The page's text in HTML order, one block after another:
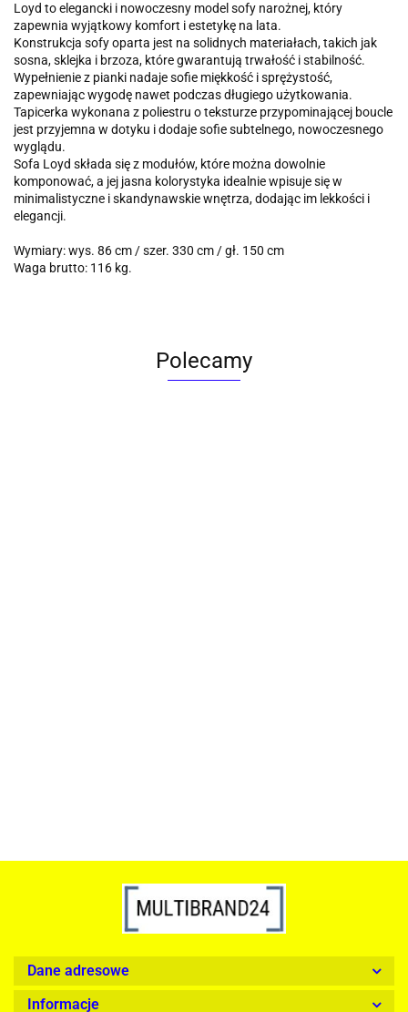
Loyd to elegancki i nowoczesny model sofy narożnej, który
zapewnia wyjątkowy komfort i estetykę na lata.
Konstrukcja sofy oparta jest na solidnych materiałach, takich jak
sosna, sklejka i brzoza, które gwarantują trwałość i stabilność.
Wypełnienie z pianki nadaje sofie miękkość i sprężystość,
zapewniając wygodę nawet podczas długiego użytkowania.
Tapicerka wykonana z poliestru o teksturze przypominającej boucle
jest przyjemna w dotyku i dodaje sofie subtelnego, nowoczesnego
wyglądu.
Sofa Loyd składa się z modułów, które można dowolnie
komponować, a jej jasna kolorystyka idealnie wpisuje się w
minimalistyczne i skandynawskie wnętrza, dodając im lekkości i
elegancji.
Wymiary: wys. 86 cm / szer. 330 cm / gł. 150 cm
Waga brutto: 116 kg.
Polecamy
Dane adresowe
Informacje